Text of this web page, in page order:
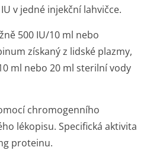
v jedné injekční lahvičce.
500 IU/10 ml nebo
získaný z lidské plazmy,
ml nebo 20 ml sterilní vody
chromogenního
lékopisu. Specifická aktivita
proteinu.